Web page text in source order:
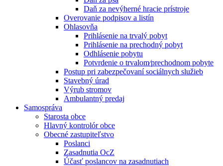
Daň za nevýherné hracie prístroje
Overovanie podpisov a listín
Ohlasovňa
Prihlásenie na trvalý pobyt
Prihlásenie na prechodný pobyt
Odhlásenie pobytu
Potvrdenie o trvalom⁄prechodnom pobyte
Postup pri zabezpečovaní sociálnych služieb
Stavebný úrad
Výrub stromov
Ambulantný predaj
Samospráva
Starosta obce
Hlavný kontrolór obce
Obecné zastupiteľstvo
Poslanci
Zasadnutia OcZ
Účasť poslancov na zasadnutiach